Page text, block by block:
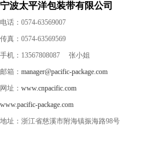
宁波太平洋包装带有限公司
电话：0574-63569007
传真：0574-63569569
手机：13567808087 张小姐
邮箱： manager@pacific-package.com
网址： www.cnpacific.com
www.pacific-package.com
地址：浙江省慈溪市附海镇振海路98号